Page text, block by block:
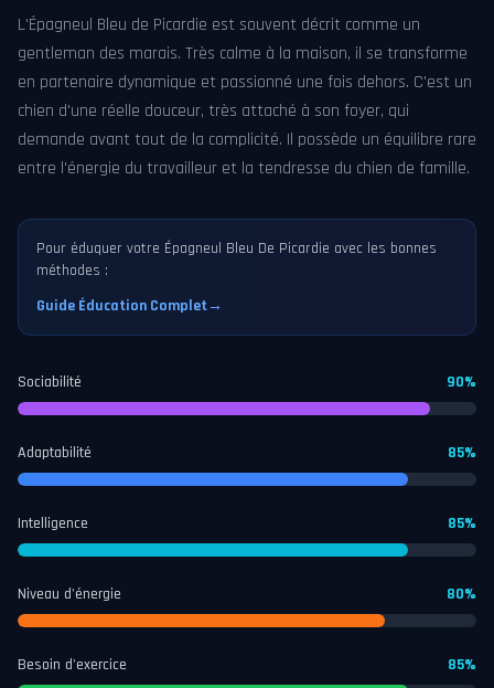
L'Épagneul Bleu de Picardie est souvent décrit comme un
gentleman des marais. Très calme à la maison, il se transforme
en partenaire dynamique et passionné une fois dehors. C'est un
chien d'une réelle douceur, très attaché à son foyer, qui
demande avant tout de la complicité. Il possède un équilibre rare
entre l'énergie du travailleur et la tendresse du chien de famille.
Pour éduquer votre Épagneul Bleu De Picardie avec les bonnes
méthodes :
Guide Éducation Complet→
Sociabilité 90%
Adaptabilité 85%
Intelligence 85%
Niveau d'énergie 80%
Besoin d'exercice 85%